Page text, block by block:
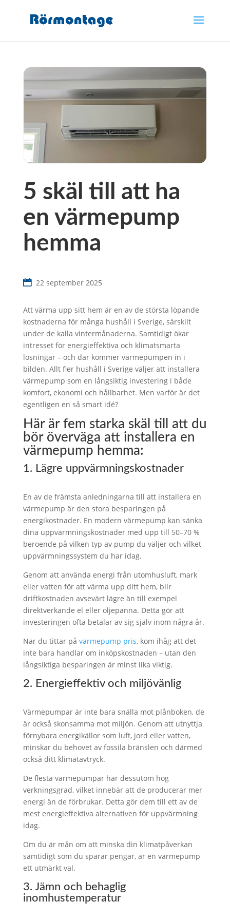
5 skäl till att ha
en värmepump
hemma
22 september 2025
Att värma upp sitt hem är en av de största löpande
kostnaderna för många hushåll i Sverige, särskilt
under de kalla vintermånaderna. Samtidigt ökar
intresset för energieffektiva och klimatsmarta
lösningar – och där kommer värmepumpen in i
bilden. Allt fler hushåll i Sverige väljer att installera
värmepump som en långsiktig investering i både
komfort, ekonomi och hållbarhet. Men varför är det
egentligen en så smart idé?
Här är fem starka skäl till att du
bör överväga att installera en
värmepump hemma:
1. Lägre uppvärmningskostnader
En av de främsta anledningarna till att installera en
värmepump är den stora besparingen på
energikostnader. En modern värmepump kan sänka
dina uppvärmningskostnader med upp till 50–70 %
beroende på vilken typ av pump du väljer och vilket
uppvärmningssystem du har idag.
Genom att använda energi från utomhusluft, mark
eller vatten för att värma upp ditt hem, blir
driftkostnaden avsevärt lägre än till exempel
direktverkande el eller oljepanna. Detta gör att
investeringen ofta betalar av sig själv inom några år.
När du tittar på värmepump pris, kom ihåg att det
inte bara handlar om inköpskostnaden – utan den
långsiktiga besparingen är minst lika viktig.
2. Energieffektiv och miljövänlig
Värmepumpar är inte bara snälla mot plånboken, de
är också skonsamma mot miljön. Genom att utnyttja
förnybara energikällor som luft, jord eller vatten,
minskar du behovet av fossila bränslen och därmed
också ditt klimatavtryck.
De flesta värmepumpar har dessutom hög
verkningsgrad, vilket innebär att de producerar mer
energi än de förbrukar. Detta gör dem till ett av de
mest energieffektiva alternativen för uppvärmning
idag.
Om du är mån om att minska din klimatpåverkan
samtidigt som du sparar pengar, är en värmepump
ett utmärkt val.
3. Jämn och behaglig
inomhustemperatur